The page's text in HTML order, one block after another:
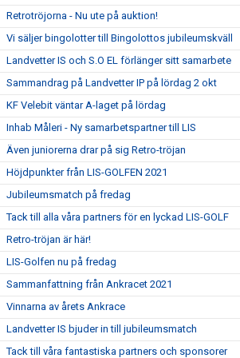
Retrotröjorna - Nu ute på auktion!
Vi säljer bingolotter till Bingolottos jubileumskväll
Landvetter IS och S.O EL förlänger sitt samarbete
Sammandrag på Landvetter IP på lördag 2 okt
KF Velebit väntar A-laget på lördag
Inhab Måleri - Ny samarbetspartner till LIS
Även juniorerna drar på sig Retro-tröjan
Höjdpunkter från LIS-GOLFEN 2021
Jubileumsmatch på fredag
Tack till alla våra partners för en lyckad LIS-GOLF
Retro-tröjan är här!
LIS-Golfen nu på fredag
Sammanfattning från Ankracet 2021
Vinnarna av årets Ankrace
Landvetter IS bjuder in till jubileumsmatch
Tack till våra fantastiska partners och sponsorer